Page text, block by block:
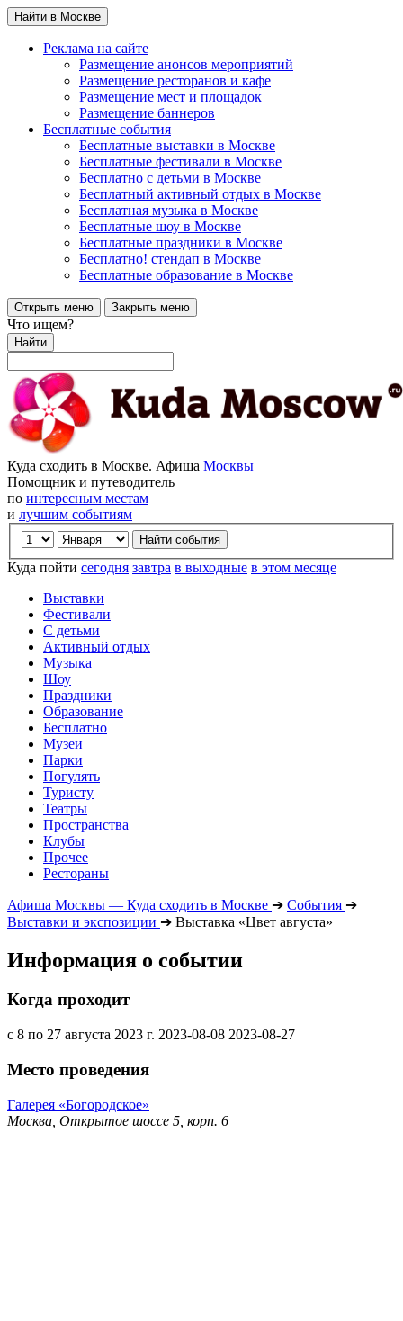
Найти в Москве
Реклама на сайте
Размещение анонсов мероприятий
Размещение ресторанов и кафе
Размещение мест и площадок
Размещение баннеров
Бесплатные события
Бесплатные выставки в Москве
Бесплатные фестивали в Москве
Бесплатно с детьми в Москве
Бесплатный активный отдых в Москве
Бесплатная музыка в Москве
Бесплатные шоу в Москве
Бесплатные праздники в Москве
Бесплатно! стендап в Москве
Бесплатные образование в Москве
Открыть меню Закрыть меню
Что ищем?
Найти
Куда сходить в Москве. Афиша Москвы
Помощник и путеводитель
по интересным местам
и лучшим событиям
Куда пойти сегодня завтра в выходные в этом месяце
Выставки
Фестивали
С детьми
Активный отдых
Музыка
Шоу
Праздники
Образование
Бесплатно
Музеи
Парки
Погулять
Туристу
Театры
Пространства
Клубы
Прочее
Рестораны
Афиша Москвы — Куда сходить в Москве ➔ События ➔
Выставки и экспозиции ➔ Выставка «Цвет августа»
Информация о событии
Когда проходит
с 8 по 27 августа 2023 г. 2023-08-08 2023-08-27
Место проведения
Галерея «Богородское»
Москва, Открытое шоссе 5, корп. 6